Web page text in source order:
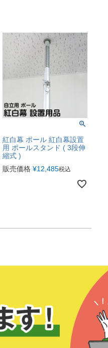
紅白幕 ポール 紅白幕設置
用 ポールスタンド ( 3段伸
縮式 )
販売価格 ¥12,485税込